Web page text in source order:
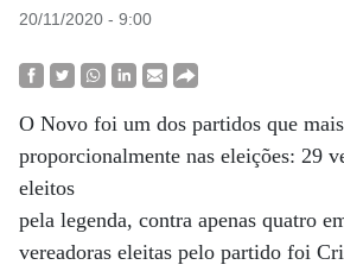
20/11/2020 - 9:00
O Novo foi um dos partidos que
proporcionalmente nas eleições: 29
eleitos
pela legenda, contra apenas quatro
vereadoras eleitas pelo partido foi